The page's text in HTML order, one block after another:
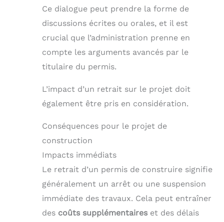
Ce dialogue peut prendre la forme de
discussions écrites ou orales, et il est
crucial que l’administration prenne en
compte les arguments avancés par le
titulaire du permis.
L’impact d’un retrait sur le projet doit
également être pris en considération.
Conséquences pour le projet de
construction
Impacts immédiats
Le retrait d’un permis de construire signifie
généralement un arrêt ou une suspension
immédiate des travaux. Cela peut entraîner
des coûts supplémentaires et des délais